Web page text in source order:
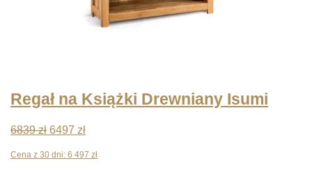
Regał na Książki Drewniany Isumi
6839zł Pierwotna
6497 złAktualna
Cena z 30 dni: 6 497 zł